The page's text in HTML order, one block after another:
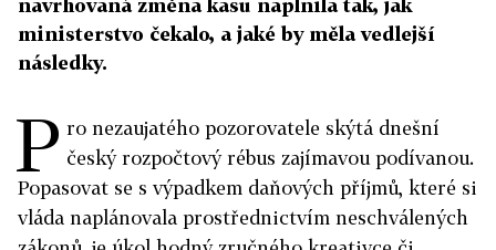
navrhovaná změna kasu naplnila tak, jak
ministerstvo čekalo, a jaké by měla vedlejší
následky.
P ro nezaujatého pozorovatele skýtá dnešní
český rozpočtový rébus zajímavou podívanou.
Popasovat se s výpadkem daňových příjmů, které si
vláda naplánovala prostřednictvím neschválených